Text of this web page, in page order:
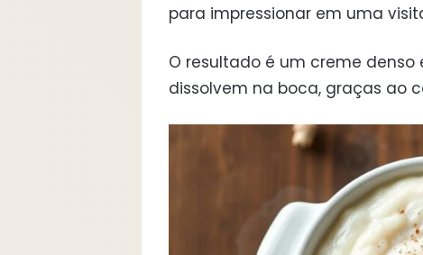
para impressionar em uma
O resultado é um creme
dissolvem na boca, graças ao